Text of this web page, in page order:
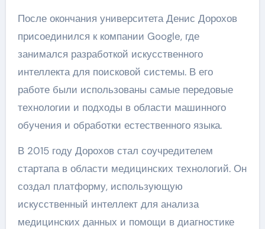
После окончания университета Денис Дорохов
присоединился к компании Google, где
занимался разработкой искусственного
интеллекта для поисковой системы. В его
работе были использованы самые передовые
технологии и подходы в области машинного
обучения и обработки естественного языка.
В 2015 году Дорохов стал соучредителем
стартапа в области медицинских технологий. Он
создал платформу, использующую
искусственный интеллект для анализа
медицинских данных и помощи в диагностике